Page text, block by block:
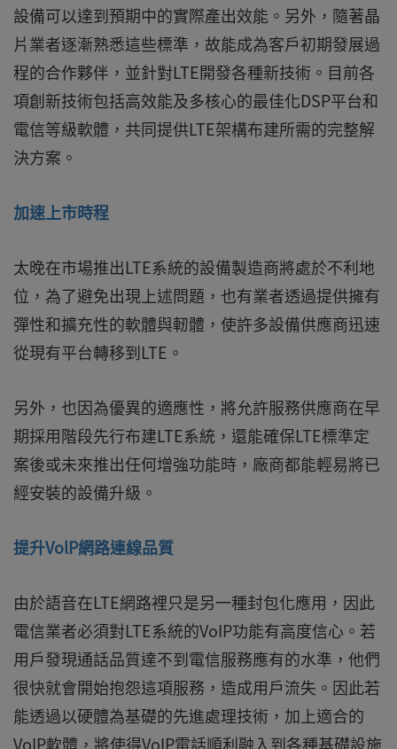
設備可以達到預期中的實際產出效能。另外，隨著晶
片業者逐漸熟悉這些標準，故能成為客戶初期發展過
程的合作夥伴，並針對LTE開發各種新技術。目前各
項創新技術包括高效能及多核心的最佳化DSP平台和
電信等級軟體，共同提供LTE架構布建所需的完整解
決方案。
加速上市時程
太晚在市場推出LTE系統的設備製造商將處於不利地
位，為了避免出現上述問題，也有業者透過提供擁有
彈性和擴充性的軟體與軔體，使許多設備供應商迅速
從現有平台轉移到LTE。
另外，也因為優異的適應性，將允許服務供應商在早
期採用階段先行布建LTE系統，還能確保LTE標準定
案後或未來推出任何增強功能時，廠商都能輕易將已
經安裝的設備升級。
提升VolP網路連線品質
由於語音在LTE網路裡只是另一種封包化應用，因此
電信業者必須對LTE系統的VoIP功能有高度信心。若
用戶發現通話品質達不到電信服務應有的水準，他們
很快就會開始抱怨這項服務，造成用戶流失。因此若
能透過以硬體為基礎的先進處理技術，加上適合的
VoIP軟體，將使得VoIP電話順利融入到各種基礎設施